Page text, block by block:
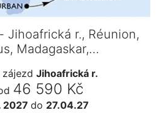
Jihoafrická r., Réunion,
Madagaskar,…
zájezd Jihoafrická r.
46 590 Kč
2027 do 27.04.27